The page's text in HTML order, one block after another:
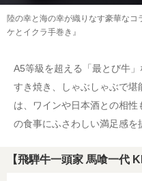
陸の幸と海の幸が織りなす豪華なコ
ケとイクラ手巻き』
A5等級を超える「最とび牛
すき焼き、しゃぶしゃぶで
は、ワインや日本酒との相
の食事にふさわしい満足感を
【飛騨牛一頭家 馬喰一代